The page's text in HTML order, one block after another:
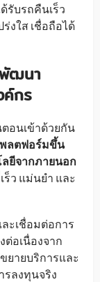
รับรถคืนเร็ว
งใส เชื่อถือได้
พัฒนา
ค์กร
อนเข้าด้วยกัน
ลตฟอร์มขึ้น
ยีจากภายนอก
ร็ว แม่นยำ และ
ะเชื่อมต่อการ
อเนื่องจาก
ยายบริการและ
รลงทุนจริง